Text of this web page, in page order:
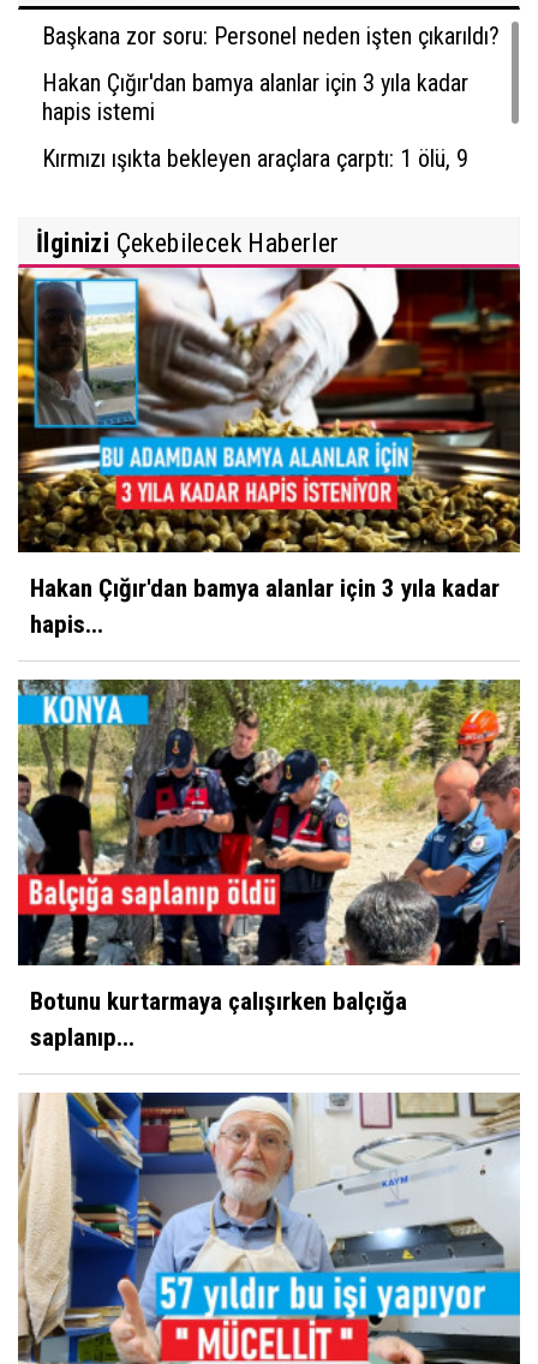
Başkana zor soru: Personel neden işten çıkarıldı?
Hakan Çığır'dan bamya alanlar için 3 yıla kadar
hapis istemi
Kırmızı ışıkta bekleyen araçlara çarptı: 1 ölü, 9
İlginizi Çekebilecek Haberler
Hakan Çığır'dan bamya alanlar için 3 yıla kadar
hapis...
Botunu kurtarmaya çalışırken balçığa
saplanıp...